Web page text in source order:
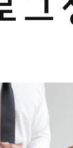
그